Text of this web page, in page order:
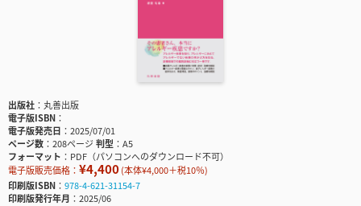
出版社
丸善出版
電子版ISBN
電子版発売日
2025/07/01
ページ数
208ページ判型
A5
フォーマット
PDF（パソコンへのダウンロード不可）
電子版販売価格： ¥4,400(本体¥4,000＋税10％)
印刷版ISBN
978-4-621-31154-7
印刷版発行年月
2025/06